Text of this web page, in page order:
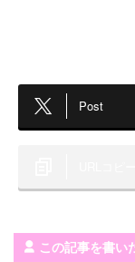
Post
この記事を書い